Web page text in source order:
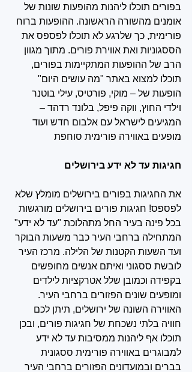
בפורים תוכלו ליהנות מהופעות שונות של
אומנים מהשורה הראשונה. ההופעות ברוח
פורימית, כך שלרגע לא תוכלו לפספס את
הססגוניות ואת אווירת פורים. מתוך מגוון
הרב של ההופעות המתקיימות בפורים,
תוכלו למצוא באתר "מה עושים היום"
הופעות של – מוקי, פורטיס, עילי בוטנר
וילדי החוץ, ווקה פיפל, בלונד רדהד –
המגיעים לישראל עם אלבום חדש ועוד
מופעים באווירה פורימית סוחפת
חגיגות עד לא ידע בירושלים
את החגיגות בפורים בירושלים מומלץ שלא
לפספס! חגיגות פורים בירושלים מורגשות
בכל פינה בעיר החל מתהלוכת "עד לא ידע"
המתחילה ברחבי העיר כבר משעות הבוקר
ועד השעות הקטנות של הלילה. מרכז העיר
לובשת ססגוני ואיתם אנשים מחופשים
בקפידה וכמובן שלל אטרקציות לילדים
ומופעים שונים הפזורים ברחבי העיר.
האווירה השונה של ירושלים, תיתן לכם
חוויה בלתי נשכחת של חגיגות פורים, ובכן
תוכלו אף ליהנות ממסיבות עד לא ידע
למבוגרים באווירה פורימית ססגונית
בברים ובמועדונים הפזורים ברחבי העיר